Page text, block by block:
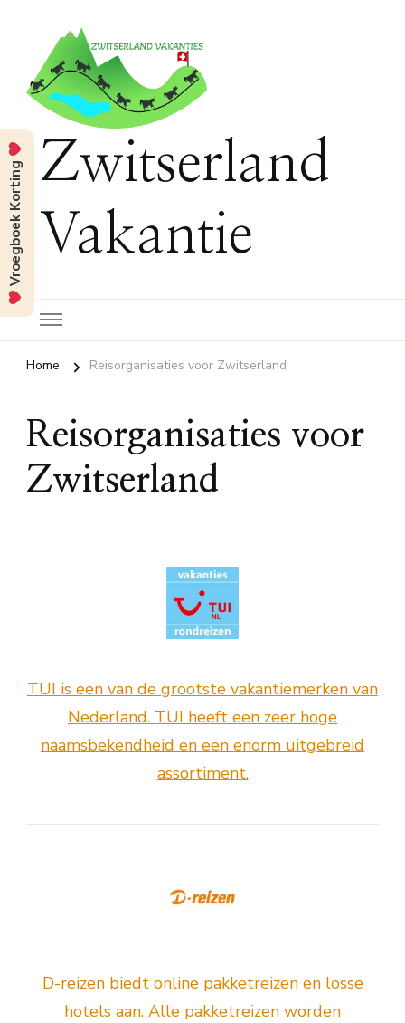
Zwitserland
Vakantie
Home Reisorganisaties voor Zwitserland
Reisorganisaties voor
Zwitserland
TUI is een van de grootste vakantiemerken van
Nederland. TUI heeft een zeer hoge
naamsbekendheid en een enorm uitgebreid
assortiment.
D-reizen biedt online pakketreizen en losse
hotels aan. Alle pakketreizen worden
Vroegboek Korting